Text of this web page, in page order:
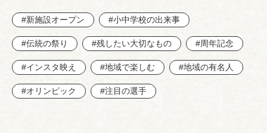
#新施設オープン #小中学校の出来事
#伝統の祭り #残したい大切なもの #周年記念
#インスタ映え #地域で楽しむ #地域の有名人
#オリンピック #注目の選手